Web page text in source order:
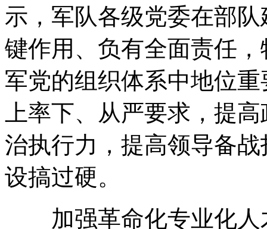
示，军队各级党委在部
键作用、负有全面责任
军党的组织体系中地位
上率下、从严要求，提
治执行力，提高领导备
设搞过硬。
加强革命化专业化人